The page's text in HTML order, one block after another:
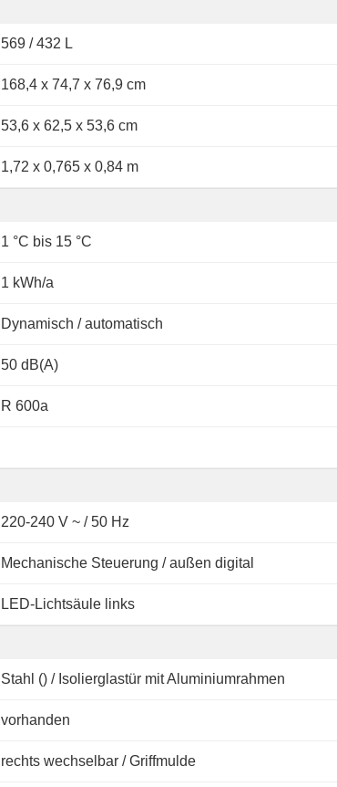
569 / 432 L
168,4 x 74,7 x 76,9 cm
53,6 x 62,5 x 53,6 cm
1,72 x 0,765 x 0,84 m
1 °C bis 15 °C
1 kWh/a
Dynamisch / automatisch
50 dB(A)
R 600a
220-240 V ~ / 50 Hz
Mechanische Steuerung / außen digital
LED-Lichtsäule links
Stahl () / Isolierglastür mit Aluminiumrahmen
vorhanden
rechts wechselbar / Griffmulde